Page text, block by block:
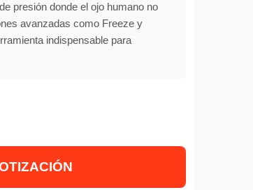
presión donde el ojo humano no
avanzadas como Freeze y
indispensable para